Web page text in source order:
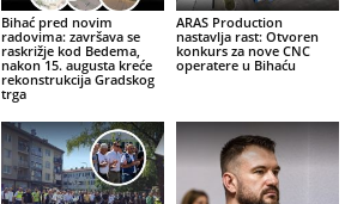
Bihać pred novim
radovima: završava se
raskrižje kod Bedema,
nakon 15. augusta kreće
rekonstrukcija Gradskog
trga
ARAS Production
nastavlja rast: Otvoren
konkurs za nove CNC
operatere u Bihaću